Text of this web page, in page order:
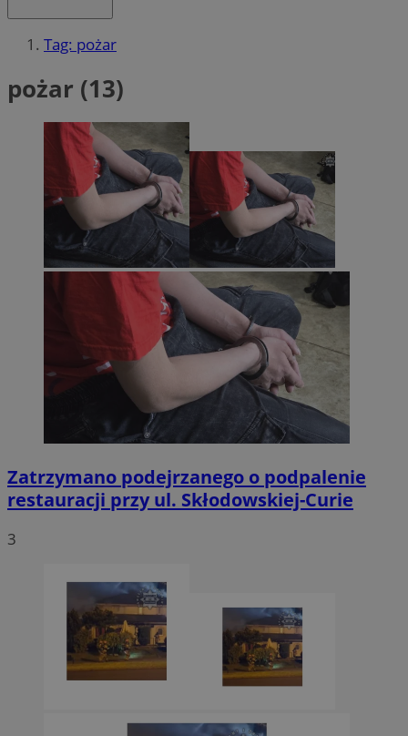
Tag: pożar
pożar (13)
Zatrzymano podejrzanego o podpalenie
restauracji przy ul. Skłodowskiej-Curie
3